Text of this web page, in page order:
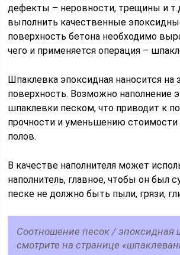
дефекты – неровности, трещины и
выполнить качественные
поверхность бетона необходимо
чего и применяется операция –
Шпаклевка эпоксидная наносится на
поверхность. Возможно наполнение
шпаклевки песком, что приводит к
прочности и уменьшению
полов.
В качестве наполнителя может
наполнитель, главное, чтобы он был
песке не должно быть пыли, грязи,
Соотношение песок / эпоксидная
смотрите на странице